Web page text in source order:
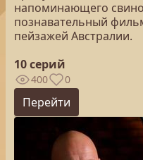
напоминающего
познавательный
пейзажей Австралии.
10 серий
400 0
Перейти